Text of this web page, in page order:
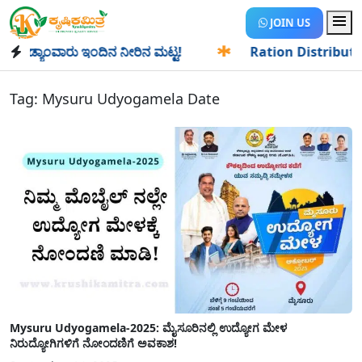
JOIN US
ಇಂದಿನ ನೀರಿನ ಮಟ್ಟ! Ration Distribution-
Tag: Mysuru Udyogamela Date
Mysuru Udyogamela-2025: ಮೈಸೂರಿನಲ್ಲಿ ಉದ್ಯೋಗ ಮೇಳ
ನಿರುದ್ಯೋಗಿಗಳಿಗೆ ನೋಂದಣಿಗೆ ಅವಕಾಶ!